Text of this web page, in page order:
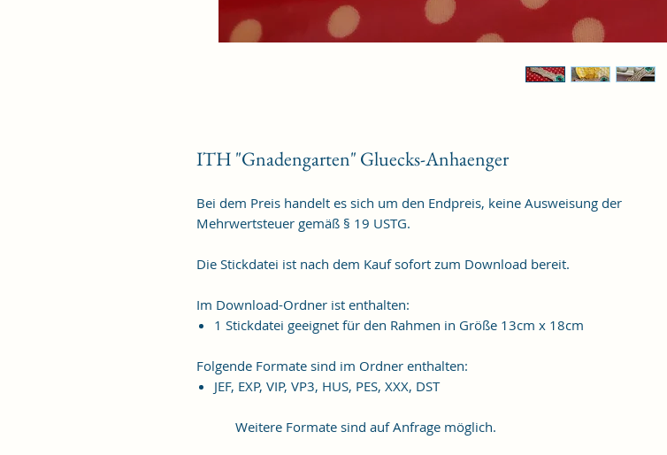
ITH "Gnadengarten" Gluecks-Anhaenger
Bei dem Preis handelt es sich um den Endpreis, keine Ausweisung der
Mehrwertsteuer gemäß § 19 USTG.
Die Stickdatei ist nach dem Kauf sofort zum Download bereit.
Im Download-Ordner ist enthalten:
1 Stickdatei geeignet für den Rahmen in Größe 13cm x 18cm
Folgende Formate sind im Ordner enthalten:
JEF, EXP, VIP, VP3, HUS, PES, XXX, DST
Weitere Formate sind auf Anfrage möglich.